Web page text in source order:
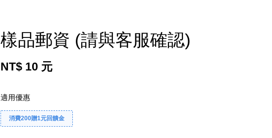
樣品郵資 (請與客服確認)
NT$ 10 元
適用優惠
消費200贈1元回饋金